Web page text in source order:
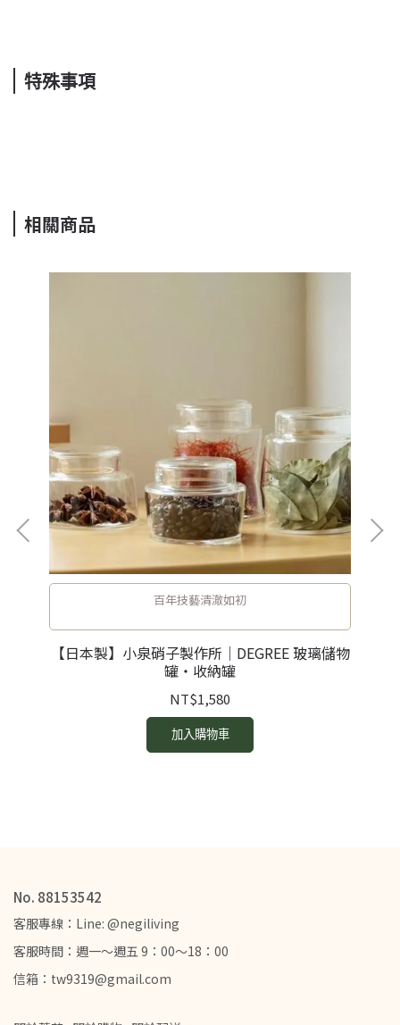
特殊事項
相關商品
百年技藝清澈如初
【日本製】小泉硝子製作所｜DEGREE 玻璃儲物
罐・收納罐
NT$1,580
加入購物車
No. 88153542
客服專線：Line: @negiliving
客服時間：週一～週五 9：00～18：00
信箱：tw9319@gmail.com